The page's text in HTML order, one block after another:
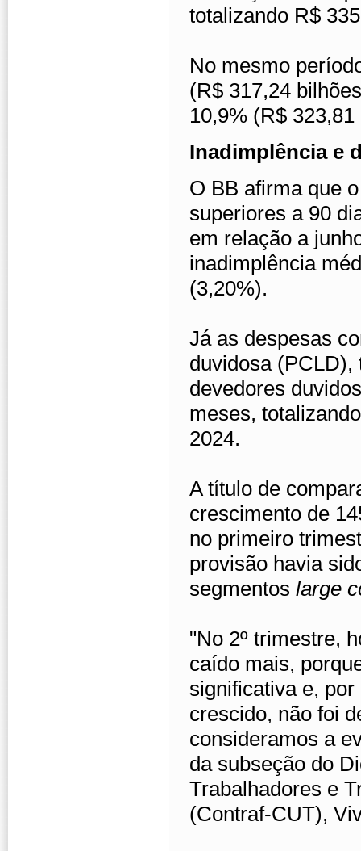
totalizando R$
No mesmo
(R$ 317,24
10,9% (R$
Inadimplência e
O BB afirma que
superiores a 90
em relação a
inadimplência
(3,20%).
Já as despesas
duvidosa (PCLD),
devedores
meses,
2024.
A título de
crescimento de
no primeiro
provisão havia
segmentos large
"No 2º trimestre,
caído mais,
significativa e,
crescido, não foi
consideramos a
da subseção do
Trabalhadores e
(Contraf-CUT),